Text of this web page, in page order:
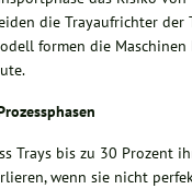
die Trayaufrichter der
formen die
Trays bis zu 30 Prozent
wenn sie nicht